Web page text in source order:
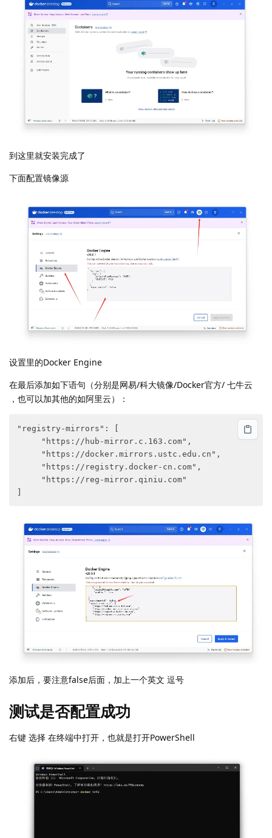
到这里就安装完成了
下面配置镜像源
设置里的Docker Engine
在最后添加如下语句（分别是网易/科大镜像/Docker官方/ 七牛云
，也可以加其他的如阿里云）：
"registry-mirrors": [
     "https://hub-mirror.c.163.com",
     "https://docker.mirrors.ustc.edu.cn",
     "https://registry.docker-cn.com",
     "https://reg-mirror.qiniu.com"
添加后，要注意false后面，加上一个英文 逗号
测试是否配置成功
右键 选择 在终端中打开，也就是打开PowerShell